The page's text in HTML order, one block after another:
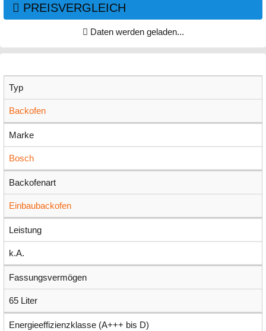
PREISVERGLEICH
Daten werden geladen...
Typ
Backofen
Marke
Bosch
Backofenart
Einbaubackofen
Leistung
k.A.
Fassungsvermögen
65 Liter
Energieeffizienzklasse (A+++ bis D)